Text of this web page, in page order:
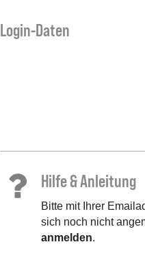
Login-Daten
Hilfe & Anleitung
Bitte mit Ihrer
sich noch nicht
anmelden.